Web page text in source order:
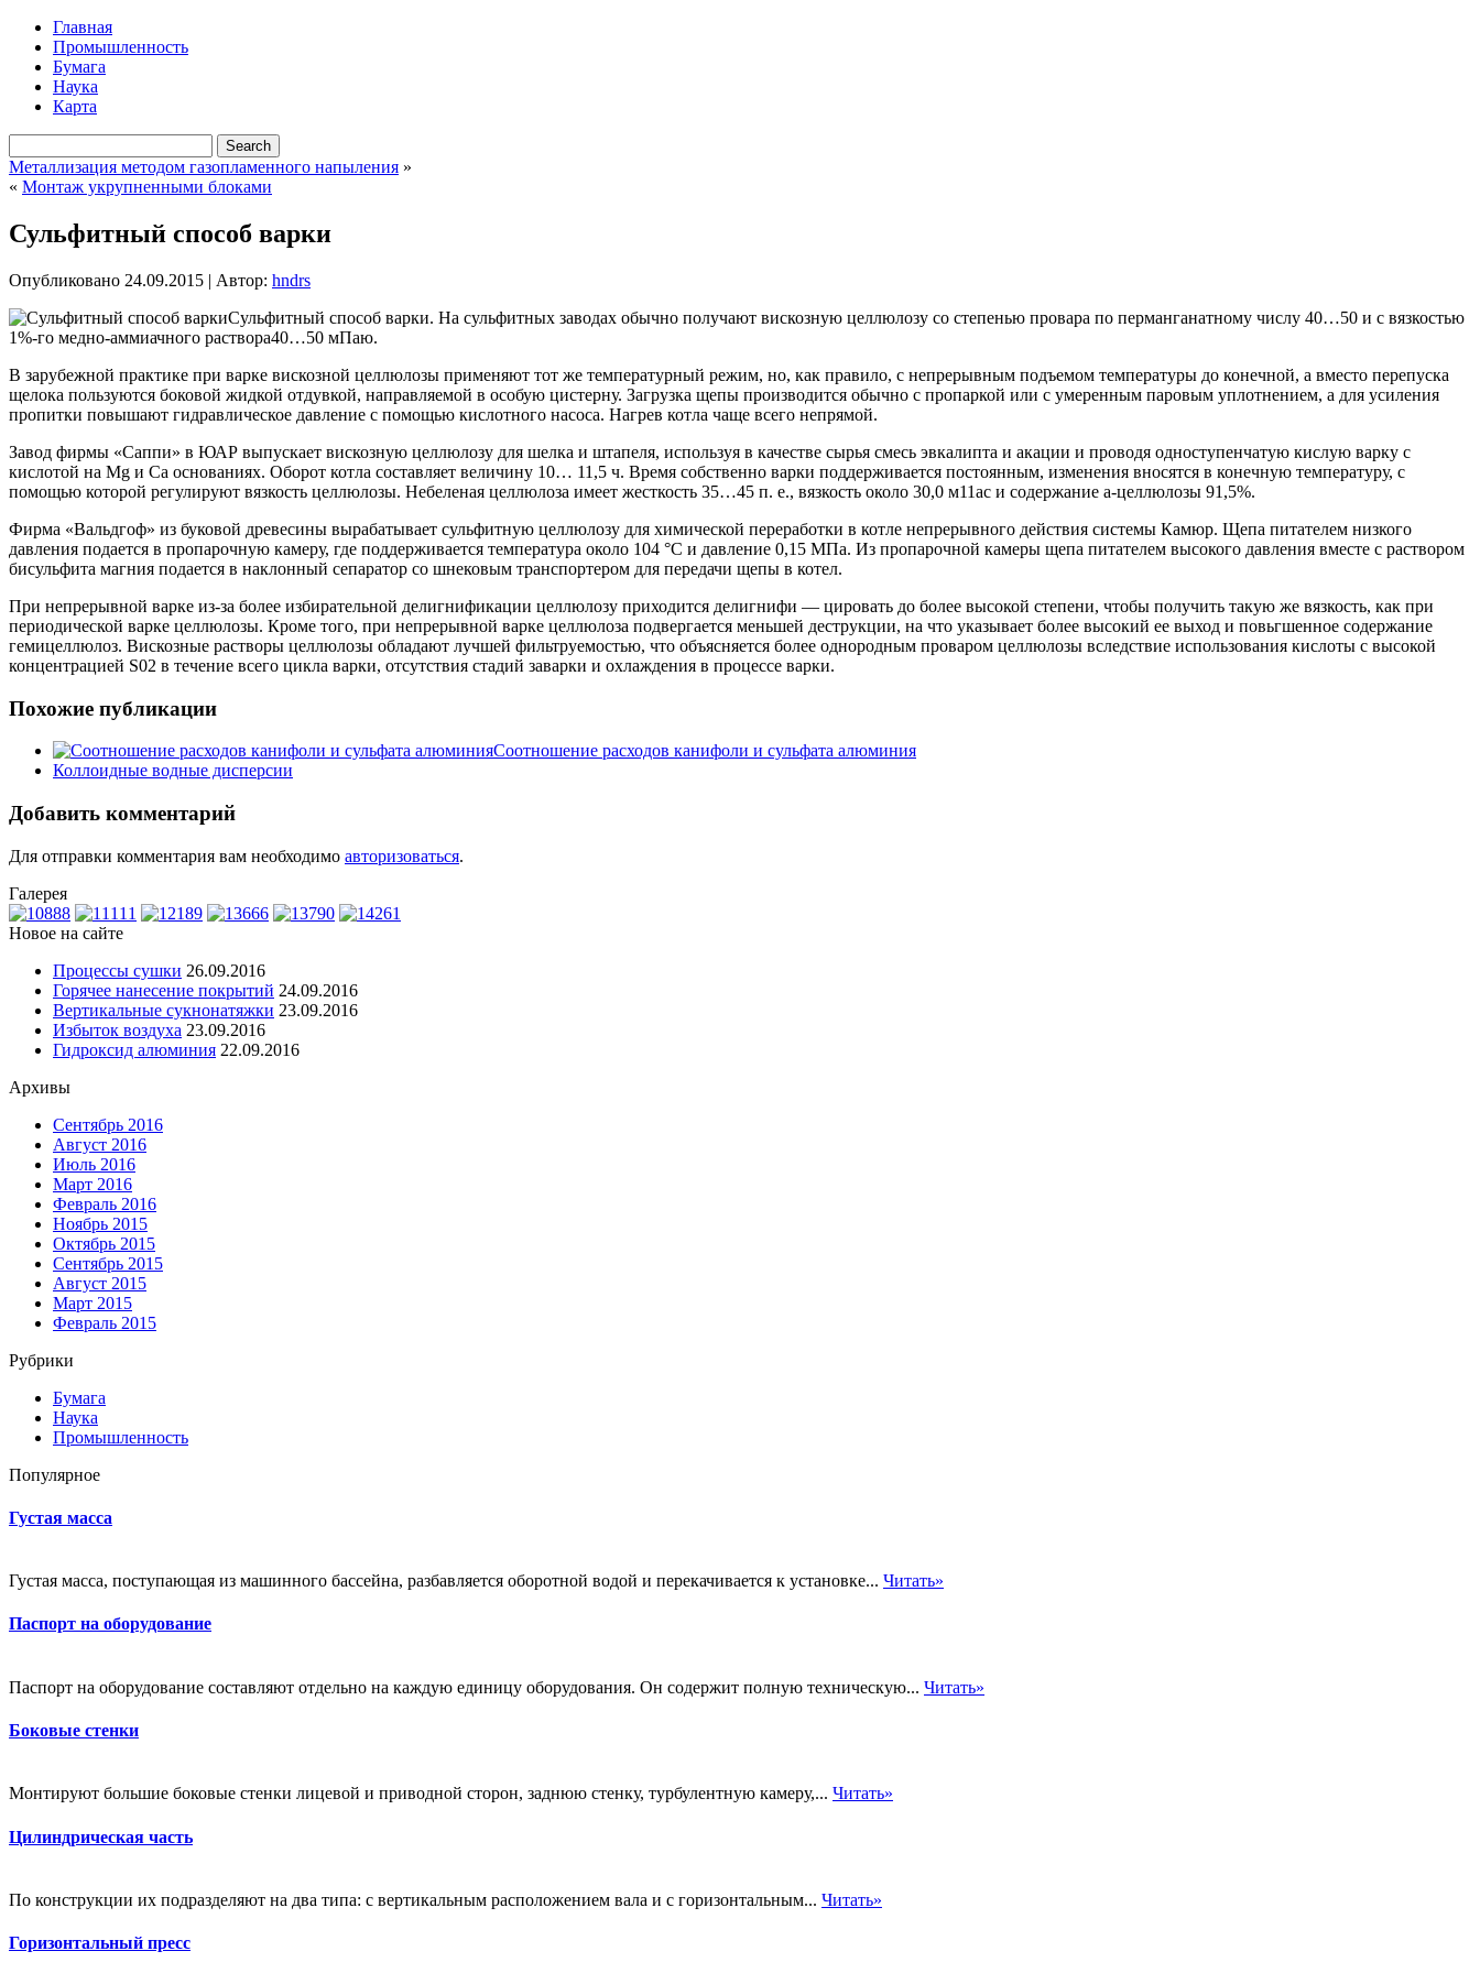
Главная
Промышленность
Бумага
Наука
Карта
Металлизация методом газопламенного напыления »
« Монтаж укрупненными блоками
Сульфитный способ варки
Опубликовано 24.09.2015 | Автор: hndrs
Сульфитный способ варки. На сульфитных заводах обычно получают вискозную целлюлозу со степенью провара по перманганатному числу 40…50 и с вязкостью
1%-го медно-аммиачного раствора40…50 мПаю.
В зарубежной практике при варке вискозной целлюлозы применяют тот же температурный режим, но, как правило, с непрерывным подъемом температуры до конечной, а вместо перепуска
щелока пользуются боковой жидкой отдувкой, направляемой в особую цистерну. Загрузка щепы производится обычно с пропаркой или с умеренным паровым уплотнением, а для усиления
пропитки повышают гидравлическое давление с помощью кислотного насоса. Нагрев котла чаще всего непрямой.
Завод фирмы «Саппи» в ЮАР выпускает вискозную целлюлозу для шелка и штапеля, используя в качестве сырья смесь эвкалипта и акации и проводя одноступенчатую кислую варку с
кислотой на Mg и Са основаниях. Оборот котла составляет величину 10… 11,5 ч. Время собственно варки поддерживается постоянным, изменения вносятся в конечную температуру, с
помощью которой регулируют вязкость целлюлозы. Небеленая целлюлоза имеет жесткость 35…45 п. е., вязкость около 30,0 м11ас и содержание а-целлюлозы 91,5%.
Фирма «Вальдгоф» из буковой древесины вырабатывает сульфитную целлюлозу для химической переработки в котле непрерывного действия системы Камюр. Щепа питателем низкого
давления подается в пропарочную камеру, где поддерживается температура около 104 °С и давление 0,15 МПа. Из пропарочной камеры щепа питателем высокого давления вместе с раствором
бисульфита магния подается в наклонный сепаратор со шнековым транспортером для передачи щепы в котел.
При непрерывной варке из-за более избирательной делигнификации целлюлозу приходится делигнифи — цировать до более высокой степени, чтобы получить такую же вязкость, как при
периодической варке целлюлозы. Кроме того, при непрерывной варке целлюлоза подвергается меньшей деструкции, на что указывает более высокий ее выход и повьгшенное содержание
гемицеллюлоз. Вискозные растворы целлюлозы обладают лучшей фильтруемостью, что объясняется более однородным проваром целлюлозы вследствие использования кислоты с высокой
концентрацией S02 в течение всего цикла варки, отсутствия стадий заварки и охлаждения в процессе варки.
Похожие публикации
Соотношение расходов канифоли и сульфата алюминия
Коллоидные водные дисперсии
Добавить комментарий
Для отправки комментария вам необходимо авторизоваться.
Галерея
Новое на сайте
Процессы сушки 26.09.2016
Горячее нанесение покрытий 24.09.2016
Вертикальные сукнонатяжки 23.09.2016
Избыток воздуха 23.09.2016
Гидроксид алюминия 22.09.2016
Архивы
Сентябрь 2016
Август 2016
Июль 2016
Март 2016
Февраль 2016
Ноябрь 2015
Октябрь 2015
Сентябрь 2015
Август 2015
Март 2015
Февраль 2015
Рубрики
Бумага
Наука
Промышленность
Популярное
Густая масса
Густая масса, поступающая из машинного бассейна, разбавляется оборотной водой и перекачивается к установке... Читать»
Паспорт на оборудование
Паспорт на оборудование составляют отдельно на каждую единицу оборудования. Он содержит полную техническую... Читать»
Боковые стенки
Монтируют большие боковые стенки лицевой и приводной сторон, заднюю стенку, турбулентную камеру,... Читать»
Цилиндрическая часть
По конструкции их подразделяют на два типа: с вертикальным расположением вала и с горизонтальным... Читать»
Горизонтальный пресс